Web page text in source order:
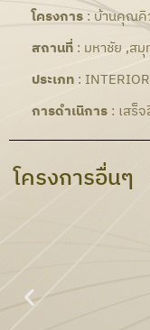
โครงการ : บ้านคุณคิ
สถานที่ : มหาชัย ,ส
ประเภท : INTERIOR
การดำเนิการ : เสร็
โครงการอื่นๆ